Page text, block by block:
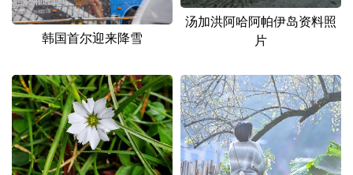
四川 贵州 云南 西藏
陕西 甘肃
新疆 内蒙古 黑龙江
多语种频道
韩国首尔迎来降雪
汤加洪阿哈阿帕伊岛资料照
片